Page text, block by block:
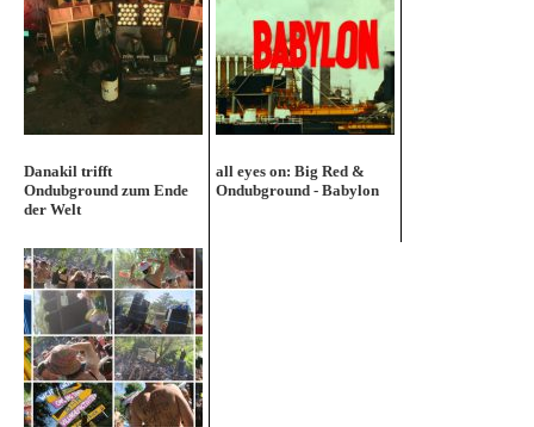
Danakil trifft
Ondubground zum Ende
der Welt
all eyes on: Big Red &
Ondubground - Babylon